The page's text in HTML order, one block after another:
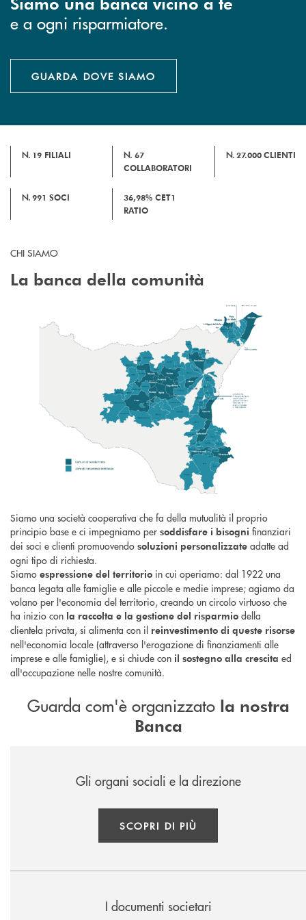
e a ogni risparmiatore.
GUARDA DOVE SIAMO
N. 19 FILIALI N. 67
COLLABORATORI
N.27.000 CLIENTI
N.991 SOCI 36,98%CET1
RATIO
CHI SIAMO
La banca della comunità
Siamo una società cooperativa che fa della mutualità il proprio
principio base e ci impegniamo per soddisfare i bisogni finanziari
dei soci e clienti promuovendo soluzioni personalizzate adatte ad
ogni tipo di richiesta.
Siamo espressione del territorio in cui operiamo: dal 1922 una
banca legata alle famiglie e alle piccole e medie imprese; agiamo da
volano per l'economia del territorio, creando un circolo virtuoso che
ha inizio con la raccolta e la gestione del risparmio della
clientela privata, si alimenta con il reinvestimento di queste risorse
nell'economia locale (attraverso l'erogazione di finanziamenti alle
imprese e alle famiglie), e si chiude con il sostegno alla crescita ed
all'occupazione nelle nostre comunità.
Guarda com'è organizzato la nostra
Banca
Gli organi sociali e la direzione
SCOPRI DI PIÙ
I documenti societari